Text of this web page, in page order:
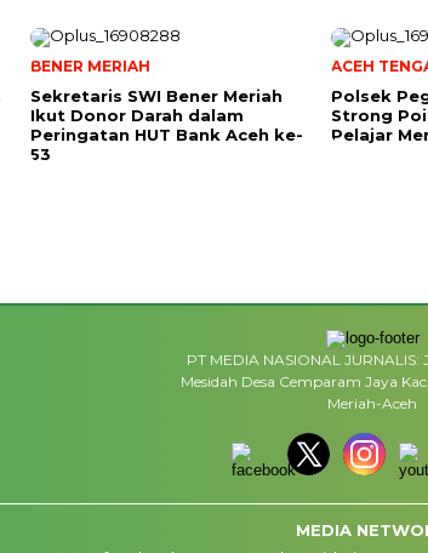
BENER MERIAH
Sekretaris SWI Bener Meriah
Ikut Donor Darah dalam
Peringatan HUT Bank Aceh ke-
53
ACEH
Polsek
Strong
Pelajar
PT MEDIA NASIONAL
Mesidah Desa Cemparam Jaya
Meriah-Aceh
MEDIA